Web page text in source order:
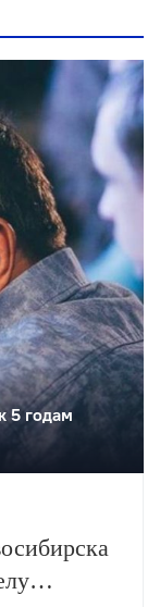
5 годам